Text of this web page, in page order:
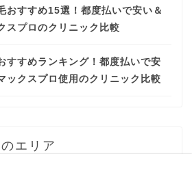
おすすめ15選！都度払いで安い＆
スプロのクリニック比較
すすめランキング！都度払いで安
ックスプロ使用のクリニック比較
エリア